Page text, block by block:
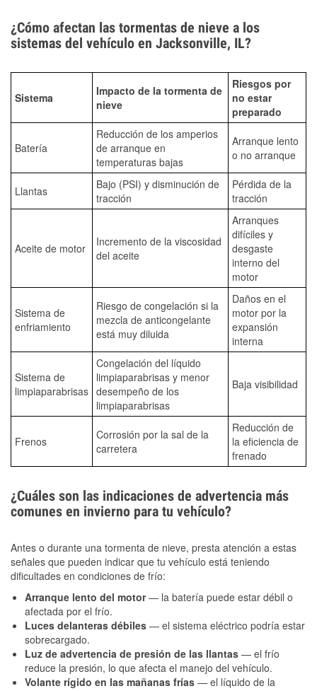
¿Cómo afectan las tormentas de nieve a los
sistemas del vehículo en Jacksonville, IL?
Sistema
Impacto de la tormenta de
nieve
Riesgos por
no estar
preparado
Batería
Reducción de los amperios
de arranque en
temperaturas bajas
Arranque lento
o no arranque
Llantas
Bajo (PSI) y disminución de
tracción
Pérdida de la
tracción
Aceite de motor
Incremento de la viscosidad
del aceite
Arranques
difíciles y
desgaste
interno del
motor
Sistema de
enfriamiento
Riesgo de congelación si la
mezcla de anticongelante
está muy diluida
Daños en el
motor por la
expansión
interna
Sistema de
limpiaparabrisas
Congelación del líquido
limpiaparabrisas y menor
desempeño de los
limpiaparabrisas
Baja visibilidad
Frenos
Corrosión por la sal de la
carretera
Reducción de
la eficiencia de
frenado
¿Cuáles son las indicaciones de advertencia más
comunes en invierno para tu vehículo?
Antes o durante una tormenta de nieve, presta atención a estas
señales que pueden indicar que tu vehículo está teniendo
dificultades en condiciones de frío:
Arranque lento del motor— la batería puede estar débil o
afectada por el frío.
Luces delanteras débiles — el sistema eléctrico podría estar
sobrecargado.
Luz de advertencia de presión de las llantas — el frío
reduce la presión, lo que afecta el manejo del vehículo.
Volante rígido en las mañanas frías — el líquido de la